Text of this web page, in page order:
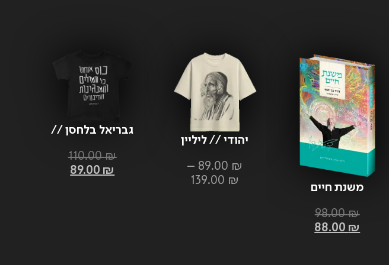
משנת חיים
98.00₪
88.00 ₪
יהודי // ליליין
89.00 ₪
–
139.00 ₪
גבריאל בלחסן //
המילים
והמנגינות
110.00₪
89.00 ₪